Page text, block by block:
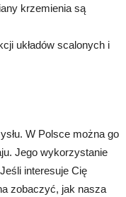
krzemienia są
układów scalonych i
W Polsce można go
Jego wykorzystanie
interesuje Cię
zobaczyć, jak nasza